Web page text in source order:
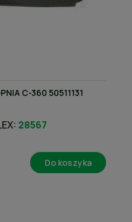
C-360 50511131
28567
Do koszyka